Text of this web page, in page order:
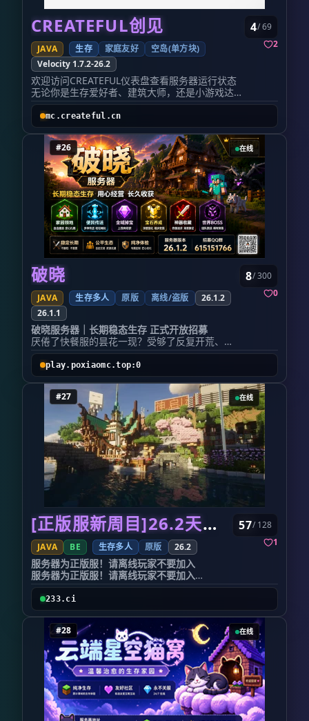
│ 项目 │ 内容 │
│ 🏷️ 服务器名称 │ 云世界 Cloud World
│
├───────────────┼──────────────────────┤
│ 🌐 服务器 IP │ cloudworld.top │
│ 🎮 游戏版本 │ Java 1.21.11 (基岩版互通) │
│ 🏆 服务器类型 │ 原版趣味生存 · 公益服 │
✨ 特色玩法
🎣 星露谷钓鱼 —— 告别枯燥钓鱼!多种鱼类、
等级系统、钓鱼大赛,体验星露谷式的休闲渔趣
🌾 星露谷种植 —— 四季作物、自动灌溉、品
质系统,种田养老党狂喜,做一个快乐的农场主!
⚔️ 更多附魔 —— 突破原版附魔限制,近百种全
新附魔,让你的装备独一无二
💎 附魔剥离 —— 附魔错了?不怕!支持附魔剥离
回收,资源零浪费,自由搭配你的专属神装
🛠️ 原版核心,趣味加持 —— 保留 MC 最纯粹
的
🛠️ 原版核心,趣味加持 —— 保留 MC 最
纯粹的生存体验,轻
🛠️ 原版核心,趣味加持 —— 保
留 MC 最纯粹的生存体验,轻量插件优化,不魔
改、不花哨 ⠸
Working...
🏠 圈地保护 —— 安心建房,防熊防破坏,你的每
一块砖都值得被守护
👥 活跃社区 —— 友爱互助,拒绝死服,每天都有
小伙伴在线等你一起玩
🎯 适合这样的你
- ✔️ 喜欢原版生存,又想有点新鲜感的玩家
- ✔️ 休闲养老党 / 种田钓鱼爱好者
- ✔️ 想找一个长期稳定、不删档的养老服务器
- ✔️ 喜欢和朋友们一起从零开始,建造属于自己
🔗 加入方式
│ 服务器地址: cloudworld.top
│
│
│ QQ群: 1055889531
│
☁️ 云世界 —— 世界很大,缺一个你。 🎉
行模式，关闭后能量缓慢恢复，每日凌晨自动刷
新能量全球市场— 通过游戏菜单打开全球市场
界面，输入 /market sell <价格> 上架商品，方
便玩家自由交易更多附魔— 丰富附魔玩法，主
城设有挂机池，可源源不断获取经验进行附魔
物系统— 购买帅气的宠物陪你一起生存冒险
节系统— 服务器装配了真实季节插件，在 MC
中感受四季变化每日任务— 每日随机任务，完
成后可获得金币奖励好友系统— 输入 /friend
add <ID> 添加好友，支持好友间快捷传送 🕹️ 游
戏介绍 按Shift+F即可打开游戏菜单，快速访问
各项功能。
🏗️ 建筑欣赏 （服务器内玩家建筑作品展示）
服主自己也在玩哦，欢迎大家入群游玩！
更多玩法，待您探索，祝您玩得开心！
CREATEFUL创见
JAVA 生存 家庭友好
空岛(单方块)
Velocity 1.7.2-26.2
欢迎访问CREATEFUL仪表盘查看服务器运行状态
无论你是生存爱好者、建筑大师，还是小游戏达
人，PVP大肘子，这里总有一片属于你的天地！ *
由社区建造的服务器主城​ 多元玩法，自由选择​ 我
们提供五大核心服务器，满足不同玩家的需求：​
插件生存——原汁原味的生存体验，社区共建温馨
世界。（玩家合照）! 天坑乱斗——跳跃，然后战
斗！ 单方块生存——创新玩法，极限生存的另类
乐趣。 小游戏——10+趣味模式，好友开黑欢乐无
限！ 养老生存——星露谷种植、公会系统，休闲
养老尽在此处
更多模式：起床战争、BOXPVP制作中​
CREATEFUL学生团队运营，坚持公益服理念，倡
导和谐游戏环境。​ ​ 为什么选择CREATEFUL？​ 我
们有：​ 反作弊 → 公平竞技，零容忍外挂！
多版本兼容 → 怀旧党、新版本玩家皆大欢喜！
创新玩法 → 独家地形、单方块生存、小游戏狂
欢！
低延迟高稳定 → CDN加速，高性能机器！
友好社区 → 管理团队在线护航，共建温馨家园！
无论是谁，这里都是你的温馨港湾！ 立即加入，
开启你的创见之旅！ 服务器地址：
mc.createful.cn 官网：createful.cn 招新QQ
群：1054662513
4/ 69
2
mc.createful.cn
#26 在线
破晓
JAVA 生存多人 原版 离线/盗版
26.1.2
26.1.1
破晓服务器｜长期稳态生存 正式开放招募
厌倦了快餐服的昙花一现？受够了反复开荒、频
繁换服的内耗？
多数服务器热度转瞬即逝，热闹不过三两日，投
入的心血、搭建的家园、积累的资源，最终随版
本重置尽数归零。
如果你正在寻找一处可以扎根深耕、长期留存、
稳步成长的纯粹生存净土，不必反复开荒、无需
担忧重置，破晓服务器，就是你的最优选择。
我们拒绝短期流量快餐，主打长效稳态生存体
验。在这里，你的每一次搭建、每一份积累、每
一次深耕，都会永久留存，真正实现用心经营、
长久收获。
🏠 家园领地系统｜扎根于此，告别漂泊 摒弃形
式化的领地圈地与单纯传送点家园，打造真正具
备经营价值的专属生存据点。
你可以从零开荒、落地发育，自由规划专属领地
布局：仓储存放区、农场养殖区、基建功能区、
景观造景区随心搭建。无论是极简实用的硬核生
存，还是精致治愈的建筑养老，都能逐步打磨出
独属于你的一方天地。
日积月累的经营，会化作实打实的归属感，彻底
告别四处流浪、频繁换服、重头再来的疲惫，安
心扎根长线发育。
⚙️ 便民极简体系｜全阶段适配，轻松游玩无负担
兼顾萌新友好与老玩家高效体验，剔除繁杂冗余
操作，搭建全套便民游玩体系。
整合主城传送、家园返程、随机传送、跨区穿梭
等核心功能，日常跑图、资源收集、跨区发育全
程顺畅高效。专属主菜单聚合全部指令、福利、
玩法入口，萌新无需死记指令、不用反复询问摸
索，快速上手融入；老玩家一键打理日常、高效
规划发育，省时省心。
配套完整的市场交易、物品展示、时长福利、日
8/ 300
0
play.poxiaomc.top:0
#27 在线
[正版服新周目]26.2天际服全新开荒
JAVA BE 生存多人 原版 26.2
服务器为正版服！请离线玩家不要加入
服务器为正版服！请离线玩家不要加入
天际服一个致力于打造温馨友善 Minecraft 公
益社区, 采用 正版验证+公益免费 的模式, 确保
游戏环境公平和谐. 同时拥有 大量的黑名单样本
和反作弊机制 , 能够从根源杜绝影响游戏体验的
情况.天际服一个致力于打造温馨友善
Minecraft 公益社区, 采用 正版验证+公益免费
的模式, 确保游戏环境公平和谐. 同时拥有 大量
的黑名单样本和反作弊机制 , 能够从根源杜绝影
响游戏体验的情况.
服务器从 1周目UtbCraft 开始于 2013年5月9
日 ,经历 1.4.6 到 1.21.11 多个版本, 现在正处
15 周目. 14周目当前使用 26.2 版本服务端, 版
57/ 128
1
233.ci
#28 在线